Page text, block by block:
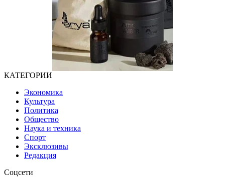
КАТЕГОРИИ
Экономика
Культура
Политика
Общество
Наука и техника
Спорт
Эксклюзивы
Редакция
Соцсети